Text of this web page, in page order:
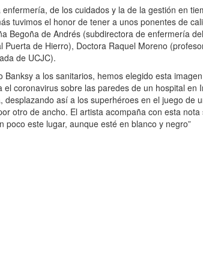
de los cuidados y la de la gestión en
tuvimos el honor de tener a unos ponentes de
Begoña de Andrés (subdirectora de enfermería
de Hierro), Doctora Raquel Moreno
de UCJC).
a los sanitarios, hemos elegido esta
coronavirus sobre las paredes de un hospital en
así a los superhéroes en el juego de
otro de ancho. El artista acompaña con esta nota
este lugar, aunque esté en blanco y negro”